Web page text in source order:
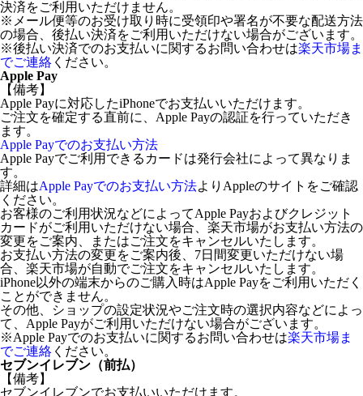
決済をご利用いただけません。
※メール便等のお受け取り時に受領印や署名が不要な配送方法
の場合、後払い決済をご利用いただけない場合がございます。
※後払い決済でのお支払いに関するお問い合わせは楽天市場ま
でご連絡 ください。
Apple Pay
【備考】
Apple Payに対応したiPhoneでお支払いいただけます。
ご注文を確定する直前に、Apple Payの認証を行っていただき
ます。
Apple Payでのお支払い方法
Apple Payでご利用できるカードは発行会社によって異なりま
す。
詳細はApple Payでのお支払い方法よりAppleのサイトをご確認
ください。
お客様のご利用状況などによってApple Payおよびクレジット
カードがご利用いただけない場合、楽天市場がお支払い方法の
変更をご案内、またはご注文をキャンセルいたします。
お支払い方法の変更をご案内後、7日間変更いただけない場
合、楽天市場が自動でご注文をキャンセルいたします。
iPhone以外の端末からのご購入時はApple Payをご利用いただく
ことができません。
その他、ショップの設定状況やご注文時の選択内容などによっ
て、Apple Payがご利用いただけない場合がございます。
※Apple Payでのお支払いに関するお問い合わせは楽天市場ま
でご連絡 ください。
セブンイレブン（前払）
【備考】
セブンイレブンでお支払いいただけます。